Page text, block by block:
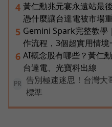
4 黃仁勳兆元宴永遠站最
憑什麼讓台達電被市場
5 Gemini Spark完整教學
作流程，3個超實用情境
6 AI概念股有哪些？黃仁
台達電、光寶科出線
PR
告別極速迷思！台灣大
標準